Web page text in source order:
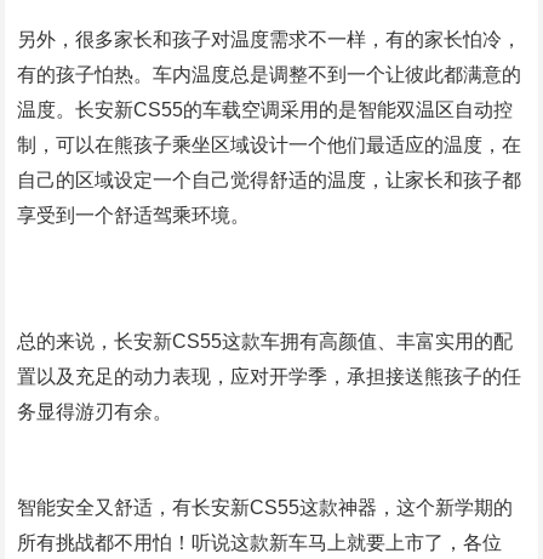
另外，很多家长和孩子对温度需求不一样，有的家长怕冷，
有的孩子怕热。车内温度总是调整不到一个让彼此都满意的
温度。长安新CS55的车载空调采用的是智能双温区自动控
制，可以在熊孩子乘坐区域设计一个他们最适应的温度，在
自己的区域设定一个自己觉得舒适的温度，让家长和孩子都
享受到一个舒适驾乘环境。
总的来说，长安新CS55这款车拥有高颜值、丰富实用的配
置以及充足的动力表现，应对开学季，承担接送熊孩子的任
务显得游刃有余。
智能安全又舒适，有长安新CS55这款神器，这个新学期的
所有挑战都不用怕！听说这款新车马上就要上市了，各位